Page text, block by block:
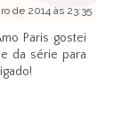
de 2014 às 23:35
Paris gostei
da série para